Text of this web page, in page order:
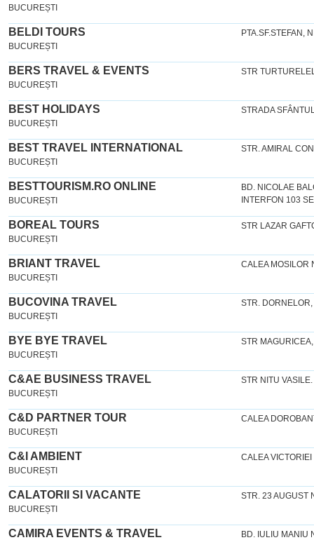
BUCUREȘTI
BELDI TOURS
BUCUREȘTI
PTA.SF.STEFAN,
BERS TRAVEL & EVENTS
BUCUREȘTI
STR
BEST HOLIDAYS
BUCUREȘTI
STRADA
BEST TRAVEL INTERNATIONAL
BUCUREȘTI
STR. AMIRAL
BESTTOURISM.RO ONLINE
BUCUREȘTI
BD. NICOLAE
INTERFON 103
BOREAL TOURS
BUCUREȘTI
STR LAZAR
BRIANT TRAVEL
BUCUREȘTI
CALEA MOSILOR
BUCOVINA TRAVEL
BUCUREȘTI
STR.
BYE BYE TRAVEL
BUCUREȘTI
STR
C&AE BUSINESS TRAVEL
BUCUREȘTI
STR NITU
C&D PARTNER TOUR
BUCUREȘTI
CALEA
C&I AMBIENT
BUCUREȘTI
CALEA
CALATORII SI VACANTE
BUCUREȘTI
STR. 23 AUGUST
CAMIRA EVENTS & TRAVEL BD. IULIU MANIU